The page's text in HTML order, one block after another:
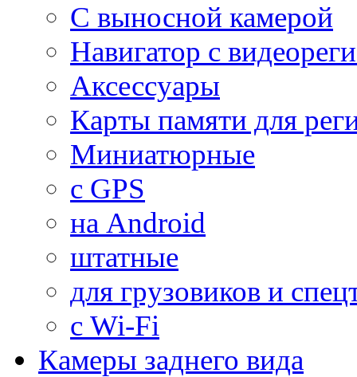
С выносной камерой
Навигатор с
Аксессуары
Карты памяти для
Миниатюрные
с GPS
на Android
штатные
для грузовиков и
с Wi-Fi
Камеры заднего вида